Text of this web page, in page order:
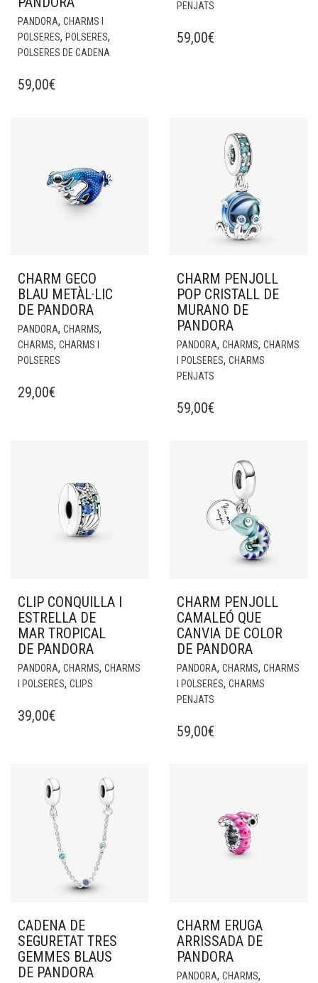
PANDORA, CHARMS I
POLSERES, POLSERES,
POLSERES DE CADENA
59,00€
PENJATS
59,00€
CHARM GECO
BLAU METÀL·LIC
DE PANDORA
PANDORA, CHARMS,
CHARMS, CHARMS I
POLSERES
29,00€
CHARM PENJOLL
POP CRISTALL DE
MURANO DE
PANDORA
PANDORA, CHARMS, CHARMS
I POLSERES, CHARMS
PENJATS
59,00€
CLIP CONQUILLA I
ESTRELLA DE
MAR TROPICAL
DE PANDORA
PANDORA, CHARMS, CHARMS
I POLSERES, CLIPS
39,00€
CHARM PENJOLL
CAMALEÓ QUE
CANVIA DE COLOR
DE PANDORA
PANDORA, CHARMS, CHARMS
I POLSERES, CHARMS
PENJATS
59,00€
CADENA DE
SEGURETAT TRES
GEMMES BLAUS
DE PANDORA
CHARM ERUGA
ARRISSADA DE
PANDORA
PANDORA, CHARMS,